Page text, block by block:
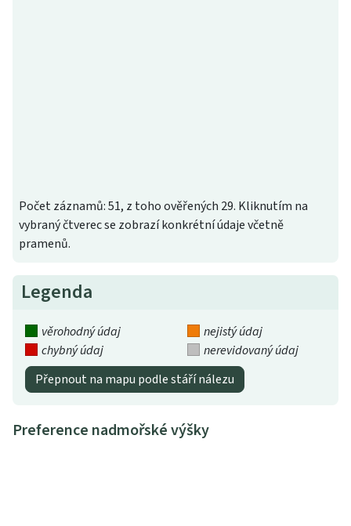
Počet záznamů: 51, z toho ověřených 29. Kliknutím na
vybraný čtverec se zobrazí konkrétní údaje včetně
pramenů.
Legenda
věrohodný údaj
nejistý údaj
chybný údaj
nerevidovaný údaj
Přepnout na mapu podle stáří nálezu
Preference nadmořské výšky